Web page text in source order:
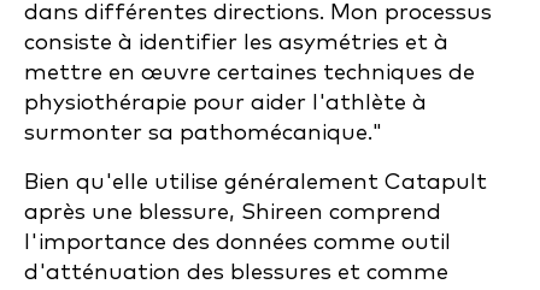
dans différentes directions. Mon processus
consiste à identifier les asymétries et à
mettre en œuvre certaines techniques de
physiothérapie pour aider l'athlète à
surmonter sa pathomécanique."
Bien qu'elle utilise généralement Catapult
après une blessure, Shireen comprend
l'importance des données comme outil
d'atténuation des blessures et comme